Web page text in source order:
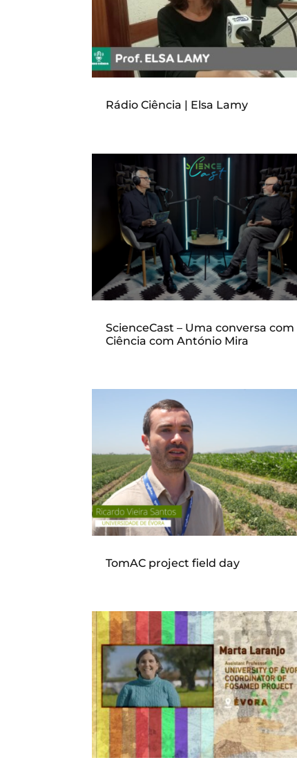
Rádio Ciência | Elsa Lamy
ScienceCast – Uma conversa com
Ciência com António Mira
TomAC project field day